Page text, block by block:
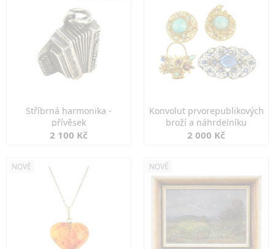
Stříbrná harmonika -
přívěsek
2 100 Kč
Konvolut prvorepublikových
broží a náhrdelníku
2 000 Kč
NOVÉ NOVÉ